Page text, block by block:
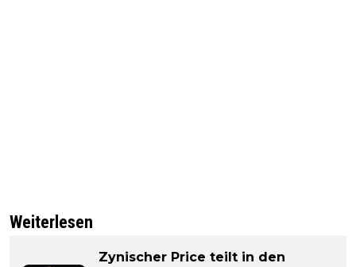
Weiterlesen
Zynischer Price teilt in den